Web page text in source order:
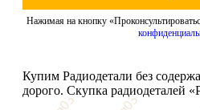
Нажимая на кнопку
Купим Радиодетали без
дорого. Скупка радиодеталей